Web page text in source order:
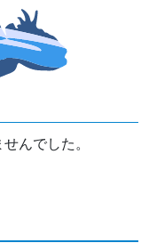
んでした。